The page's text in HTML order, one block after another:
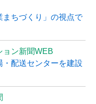
ちづくり」の視点で
ョン新聞WEB
配送センターを建設